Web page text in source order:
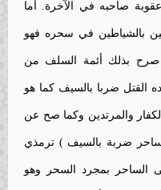
صاحبه في الآخرة. أما
بالشياطين في سحره فهو
صرح بذلك أئمة السلف من
القتل ضربا بالسيف كما هو
والمرتدين وكما صح عن
ضربة بالسيف ) ترمذي
الساحر بمجرد السحر وهو